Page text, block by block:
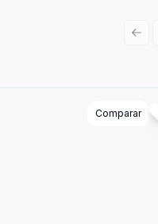
Comparar